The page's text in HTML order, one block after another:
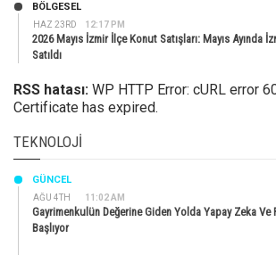
HAZ 23RD 12:17 PM
BÖLGESEL
2026 Mayıs İzmir İlçe Konut Satışları: Mayıs Ayında
Satıldı
RSS hatası: WP HTTP Error: cURL error
Certificate has expired.
TEKNOLOJI
AĞU 4TH 11:02 AM
GÜNCEL
Gayrimenkulün Değerine Giden Yolda Yapay Zeka Ve
Başlıyor